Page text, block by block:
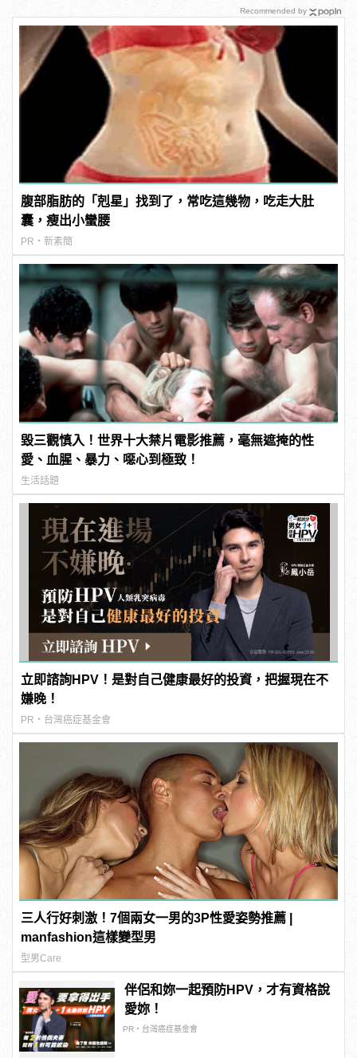
腹部脂肪的「剋星」找到了，常吃這幾物，吃走大肚
囊，瘦出小蠻腰
PR・新素簡
毀三觀慎入！世界十大禁片電影推薦，毫無遮掩的性
愛、血腥、暴力、噁心到極致！
生活話題
立即諮詢HPV！是對自己健康最好的投資，把握現在不
嫌晚！
PR・台灣癌症基金會
三人行好刺激！7個兩女一男的3P性愛姿勢推薦 |
manfashion這樣變型男
型男Care
伴侶和妳一起預防HPV，才有資格說
愛妳！
PR・台灣癌症基金會
Recommended by